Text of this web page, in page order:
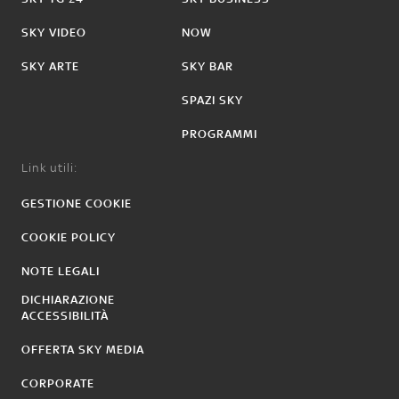
SKY VIDEO
SKY ARTE
NOW
SKY BAR
SPAZI SKY
PROGRAMMI
Link utili:
GESTIONE COOKIE
COOKIE POLICY
NOTE LEGALI
DICHIARAZIONE
ACCESSIBILITÀ
OFFERTA SKY MEDIA
CORPORATE